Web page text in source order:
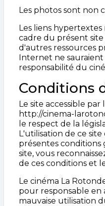
Les photos sont non
Les liens hypertextes
cadre du présent
d'autres ressources
Internet ne
responsabilité du
Conditions
Le site accessible par
http://cinema-
le respect de la
L'utilisation de ce site
présentes conditions
site, vous
de ces conditions et
Le cinéma La
pour responsable en
mauvaise utilisation